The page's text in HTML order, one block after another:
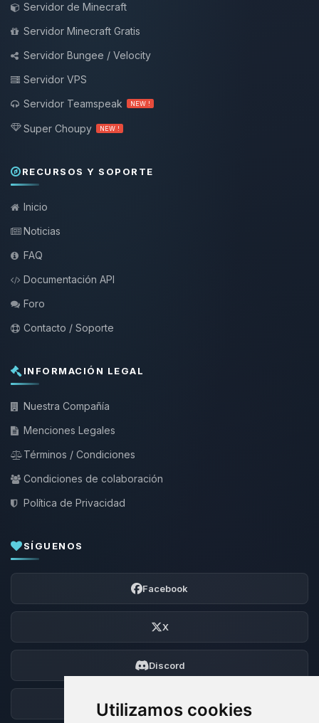
Utilizamos cookies
Servidor de Minecraft
Servidor Minecraft Gratis
Servidor Bungee / Velocity
Servidor VPS
Servidor Teamspeak
NEW !
Super Choupy NEW !
RECURSOS Y SOPORTE
Inicio
Noticias
FAQ
Documentación API
Foro
Contacto / Soporte
INFORMACIÓN LEGAL
Nuestra Compañía
Menciones Legales
Términos / Condiciones
Condiciones de colaboración
Política de Privacidad
SÍGUENOS
Facebook
X
Discord
Foro